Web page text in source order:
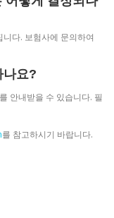
다. 보험사에 문의하여
나요?
안내받을 수 있습니다. 필
를 참고하시기 바랍니다.